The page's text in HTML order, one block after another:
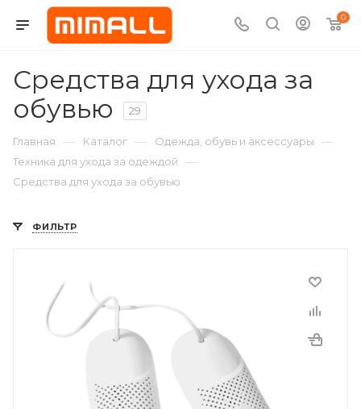
0
Средства для ухода за
обувью
29
Главная — Каталог — Одежда, обувь и аксессуары —
Техника для ухода за одеждой —
Средства для ухода за обувью
ФИЛЬТР